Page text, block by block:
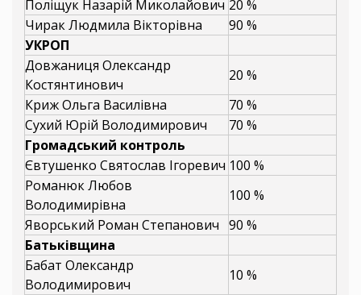
Поліщук Назарій Миколайович 20 %
Чирак Людмила Вікторівна
90 %
УКРОП
Довжаниця Олександр
Костянтинович
20 %
Криж Ольга Василівна
70 %
Сухий Юрій Володимирович
70 %
Громадський контроль
Євтушенко Святослав Ігоревич 100 %
Романюк Любов
Володимирівна
100 %
Яворський Роман Степанович 90 %
Батьківщина
Бабат Олександр
Володимирович
10 %